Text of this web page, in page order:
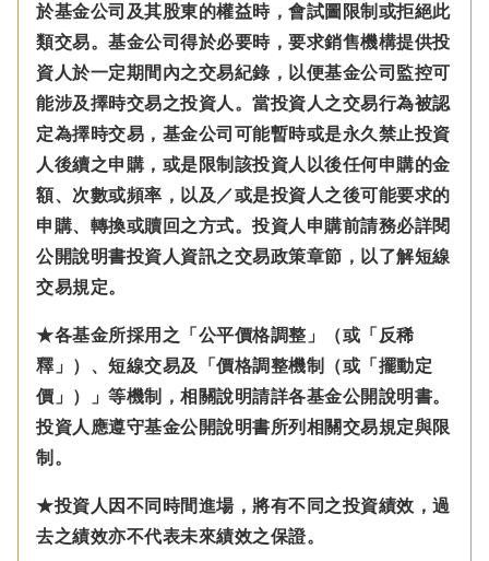
於基金公司及其股東的權益時，會試圖限制或拒絕此
類交易。基金公司得於必要時，要求銷售機構提供投
資人於一定期間內之交易紀錄，以便基金公司監控可
能涉及擇時交易之投資人。當投資人之交易行為被認
定為擇時交易，基金公司可能暫時或是永久禁止投資
人後續之申購，或是限制該投資人以後任何申購的金
額、次數或頻率，以及／或是投資人之後可能要求的
申購、轉換或贖回之方式。投資人申購前請務必詳閱
公開說明書投資人資訊之交易政策章節，以了解短線
交易規定。
★各基金所採用之「公平價格調整」（或「反稀
釋」）、短線交易及「價格調整機制（或「擺動定
價」）」等機制，相關說明請詳各基金公開說明書。
投資人應遵守基金公開說明書所列相關交易規定與限
制。
★投資人因不同時間進場，將有不同之投資績效，過
去之績效亦不代表未來績效之保證。